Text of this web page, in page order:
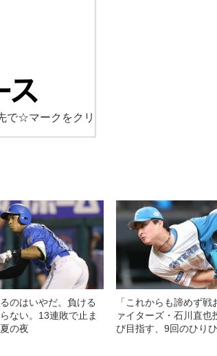
で☆マークをクリ
のはいやだ。負ける
ない。13連敗で止ま
の夜
「これからも諦めず戦
ァイターズ・石川直也
び目指す、9回のひりひ